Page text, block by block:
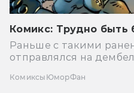
Комикс: Трудно быть
Раньше с такими
отправлялся на
Комиксы ЮморФан